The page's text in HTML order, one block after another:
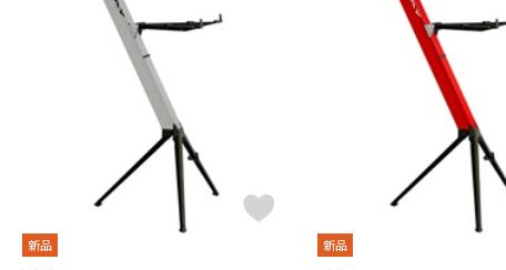
DJ機器
中古 ヴィンテージ
新品 新品